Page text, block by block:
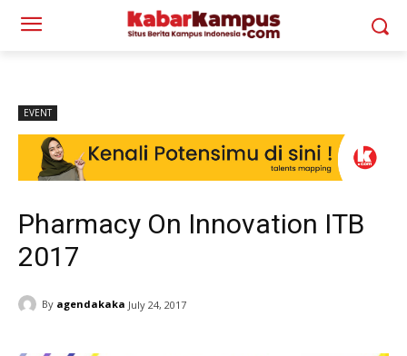
EVENT
Pharmacy On Innovation ITB
2017
By agendakaka July 24, 2017